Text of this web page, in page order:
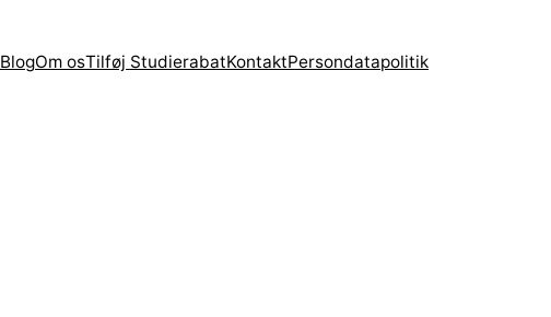
BlogOm osTilføj StudierabatKontaktPersondatapolitik